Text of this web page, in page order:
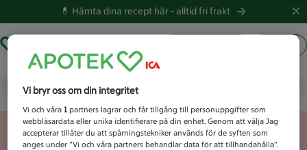
💊 Hämta dina recept här -alltid fri frakt
Vad letar du efter idag?
Unknown error
Vi bryr oss om din integritet
Vi och våra1 partners lagrar och får tillgång till personuppgifter som
webbläsardata eller unika identifierare på din enhet. Genom att välja Jag
accepterar tillåter du att spårningstekniker används för de syften som
anges under ”Vi och våra partners behandlar data för att tillhandahålla”.